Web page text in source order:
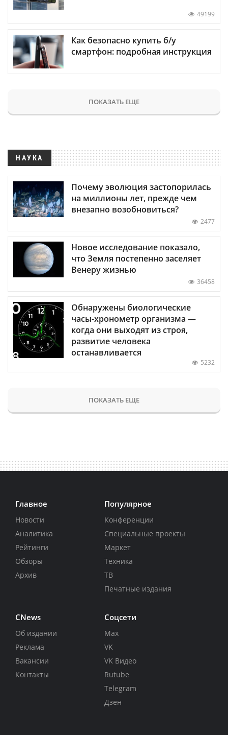
49199
Как безопасно купить б/у
смартфон: подробная инструкция
ПОКАЗАТЬ ЕЩЕ
НАУКА
Почему эволюция застопорилась
на миллионы лет, прежде чем
внезапно возобновиться?
2477
Новое исследование показало,
что Земля постепенно заселяет
Венеру жизнью
36458
Обнаружены биологические
часы-хронометр организма —
когда они выходят из строя,
развитие человека
останавливается
5232
ПОКАЗАТЬ ЕЩЕ
Главное
Новости
Аналитика
Рейтинги
Обзоры
Архив
Популярное
Конференции
Специальные проекты
Маркет
Техника
ТВ
Печатные издания
CNews
Об издании
Реклама
Вакансии
Контакты
Соцсети
Max
VK
VK Видео
Rutube
Telegram
Дзен